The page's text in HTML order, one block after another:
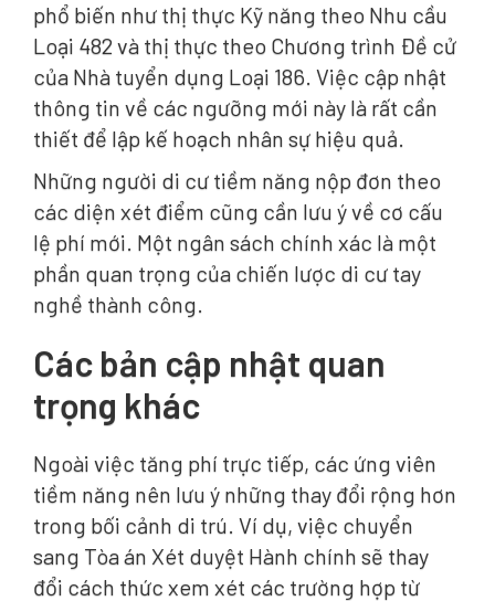
phổ biến như thị thực Kỹ năng theo Nhu cầu
Loại 482 và thị thực theo Chương trình Đề cử
của Nhà tuyển dụng Loại 186. Việc cập nhật
thông tin về các ngưỡng mới này là rất cần
thiết để lập kế hoạch nhân sự hiệu quả.
Những người di cư tiềm năng nộp đơn theo
các diện xét điểm cũng cần lưu ý về cơ cấu
lệ phí mới. Một ngân sách chính xác là một
phần quan trọng của chiến lược di cư tay
nghề thành công.
Các bản cập nhật quan
trọng khác
Ngoài việc tăng phí trực tiếp, các ứng viên
tiềm năng nên lưu ý những thay đổi rộng hơn
trong bối cảnh di trú. Ví dụ, việc chuyển
sang Tòa án Xét duyệt Hành chính sẽ thay
đổi cách thức xem xét các trường hợp từ